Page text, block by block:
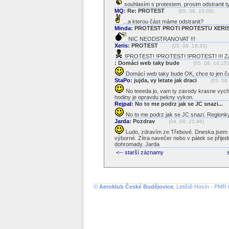
souhlasím s protestem. prosim odstranit
MQ: Re: PROTEST (05. 08. 23:09)
...a kterou část máme odstranit?
Minda: PROTEST PROTI PROTESTU
NIC NEODSTRANOVAT !!!
Xeris: PROTEST (05. 08. 18:30)
!PROTEST! !PROTEST! !PROTEST! !!!
: Domáci web taky bude
(05. 08. 14:15)
Domácí web taky bude OK, chce to jen
StaPo: jujda, vy letate jak draci (05.
No teeeda jo, vam ty zavody krasne
hodiny je opravdu pekny vykon.
Rejpal: No to me podrz jak se JC snazi...
No to me podrz jak se JC snazi.
Jarda: Pozdrav (04. 08. 21:46)
Ludo, zdravím ze Třebové. Dneska
výborné. Zítra navečer nebo v pátek se
dohromady. Jarda
<-- starší záznamy
© Aeroklub České Budějovice , Letiště Hosín - PMR